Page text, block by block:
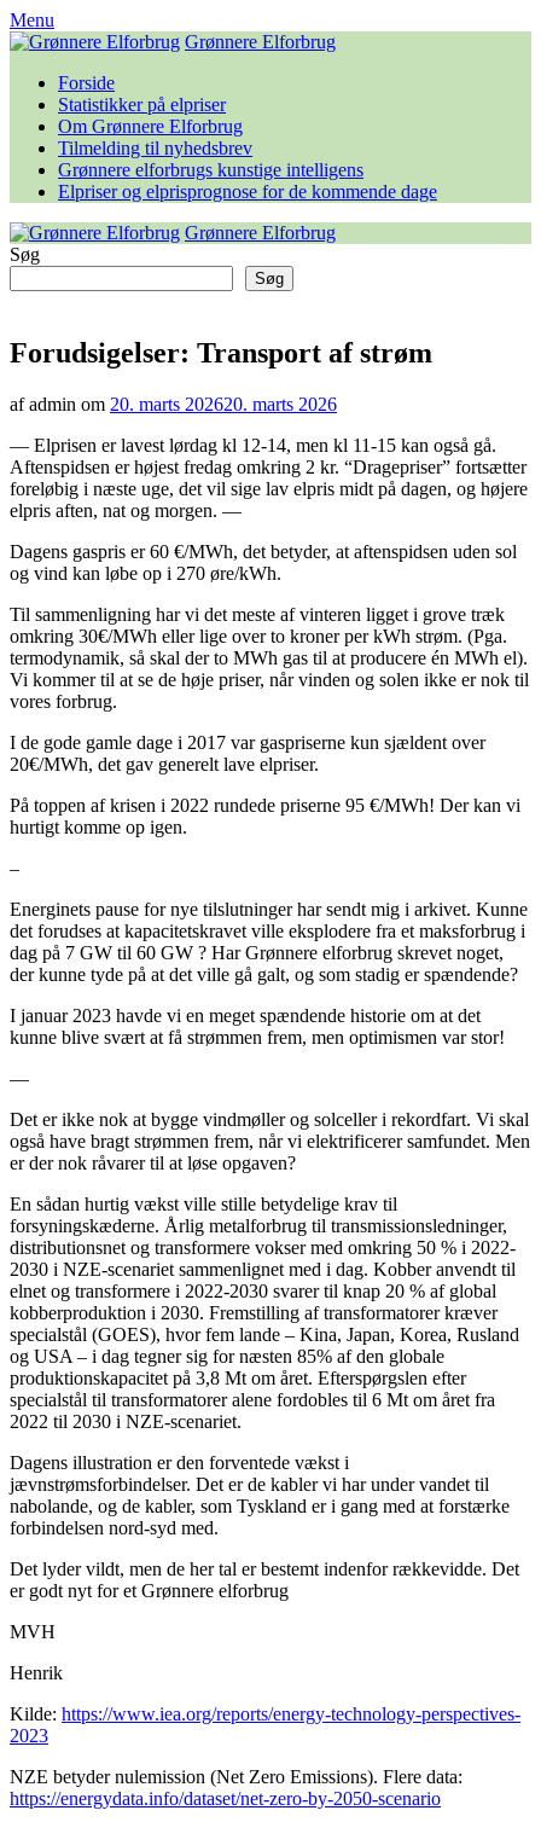
Skip
to
Menu
Grønnere Elforbrug
Forside
Statistikker på elpriser
Om Grønnere Elforbrug
Tilmelding til nyhedsbrev
Grønnere elforbrugs kunstige intelligens
Elpriser og elprisprognose for de kommende dage
Grønnere Elforbrug
Søg
Søg
Forudsigelser: Transport af strøm
af admin om 20. marts 202620. marts 2026
— Elprisen er lavest lørdag kl 12-14, men kl 11-15 kan også gå.
Aftenspidsen er højest fredag omkring 2 kr. “Dragepriser” fortsætter
foreløbig i næste uge, det vil sige lav elpris midt på dagen, og højere
elpris aften, nat og morgen. —
Dagens gaspris er 60 €/MWh, det betyder, at aftenspidsen uden sol
og vind kan løbe op i 270 øre/kWh.
Til sammenligning har vi det meste af vinteren ligget i grove træk
omkring 30€/MWh eller lige over to kroner per kWh strøm. (Pga.
termodynamik, så skal der to MWh gas til at producere én MWh el).
Vi kommer til at se de høje priser, når vinden og solen ikke er nok til
vores forbrug.
I de gode gamle dage i 2017 var gaspriserne kun sjældent over
20€/MWh, det gav generelt lave elpriser.
På toppen af krisen i 2022 rundede priserne 95 €/MWh! Der kan vi
hurtigt komme op igen.
–
Energinets pause for nye tilslutninger har sendt mig i arkivet. Kunne
det forudses at kapacitetskravet ville eksplodere fra et maksforbrug i
dag på 7 GW til 60 GW ? Har Grønnere elforbrug skrevet noget,
der kunne tyde på at det ville gå galt, og som stadig er spændende?
I januar 2023 havde vi en meget spændende historie om at det
kunne blive svært at få strømmen frem, men optimismen var stor!
—
Det er ikke nok at bygge vindmøller og solceller i rekordfart. Vi skal
også have bragt strømmen frem, når vi elektrificerer samfundet. Men
er der nok råvarer til at løse opgaven?
En sådan hurtig vækst ville stille betydelige krav til
forsyningskæderne. Årlig metalforbrug til transmissionsledninger,
distributionsnet og transformere vokser med omkring 50 % i 2022-
2030 i NZE-scenariet sammenlignet med i dag. Kobber anvendt til
elnet og transformere i 2022-2030 svarer til knap 20 % af global
kobberproduktion i 2030. Fremstilling af transformatorer kræver
specialstål (GOES), hvor fem lande – Kina, Japan, Korea, Rusland
og USA – i dag tegner sig for næsten 85% af den globale
produktionskapacitet på 3,8 Mt om året. Efterspørgslen efter
specialstål til transformatorer alene fordobles til 6 Mt om året fra
2022 til 2030 i NZE-scenariet.
Dagens illustration er den forventede vækst i
jævnstrømsforbindelser. Det er de kabler vi har under vandet til
nabolande, og de kabler, som Tyskland er i gang med at forstærke
forbindelsen nord-syd med.
Det lyder vildt, men de her tal er bestemt indenfor rækkevidde. Det
er godt nyt for et Grønnere elforbrug
MVH
Henrik
Kilde: https://www.iea.org/reports/energy-technology-perspectives-
2023
NZE betyder nulemission (Net Zero Emissions). Flere data:
https://energydata.info/dataset/net-zero-by-2050-scenario